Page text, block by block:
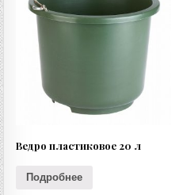
Ведро пластиковое 20 л
Подробнее